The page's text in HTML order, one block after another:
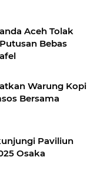
Aceh Tolak
Bebas
Warung Kopi
Bersama
Paviliun
Osaka